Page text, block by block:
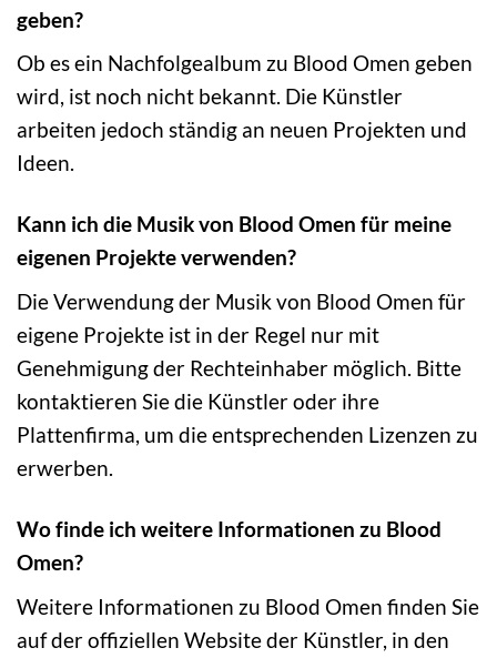
geben?
Ob es ein Nachfolgealbum zu Blood Omen geben
wird, ist noch nicht bekannt. Die Künstler
arbeiten jedoch ständig an neuen Projekten und
Ideen.
Kann ich die Musik von Blood Omen für meine
eigenen Projekte verwenden?
Die Verwendung der Musik von Blood Omen für
eigene Projekte ist in der Regel nur mit
Genehmigung der Rechteinhaber möglich. Bitte
kontaktieren Sie die Künstler oder ihre
Plattenfirma, um die entsprechenden Lizenzen zu
erwerben.
Wo finde ich weitere Informationen zu Blood
Omen?
Weitere Informationen zu Blood Omen finden Sie
auf der offiziellen Website der Künstler, in den